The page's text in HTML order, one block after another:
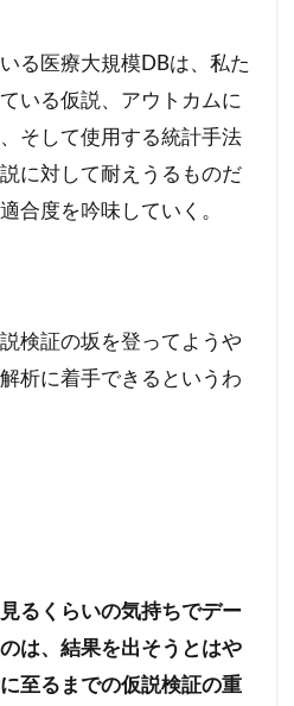
る医療大規模DBは、私た
いる仮説、アウトカムに
そして使用する統計手法
に対して耐えうるものだ
合度を吟味していく。
検証の坂を登ってようや
析に着手できるというわ
るくらいの気持ちでデー
は、結果を出そうとはや
至るまでの仮説検証の重